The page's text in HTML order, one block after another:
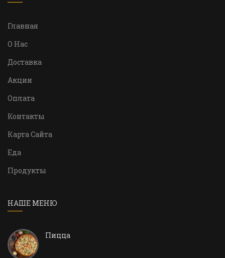
Главная
О Нас
Доставка
Акции
Оплата
Контакты
Карта Сайта
Еда
Продукты
НАШЕ МЕНЮ
Пицца